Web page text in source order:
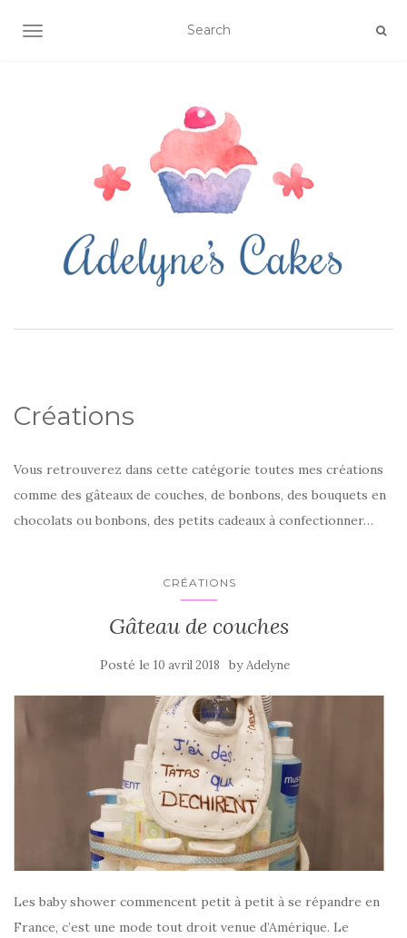
OUVRIR/FERMER LA NAVIGATION
Créations
Vous retrouverez dans cette catégorie toutes mes créations
comme des gâteaux de couches, de bonbons, des bouquets en
chocolats ou bonbons, des petits cadeaux à confectionner…
CRÉATIONS
Gâteau de couches
Posté le 10 avril 2018 byAdelyne
Les baby shower commencent petit à petit à se répandre en
France, c’est une mode tout droit venue d’Amérique. Le